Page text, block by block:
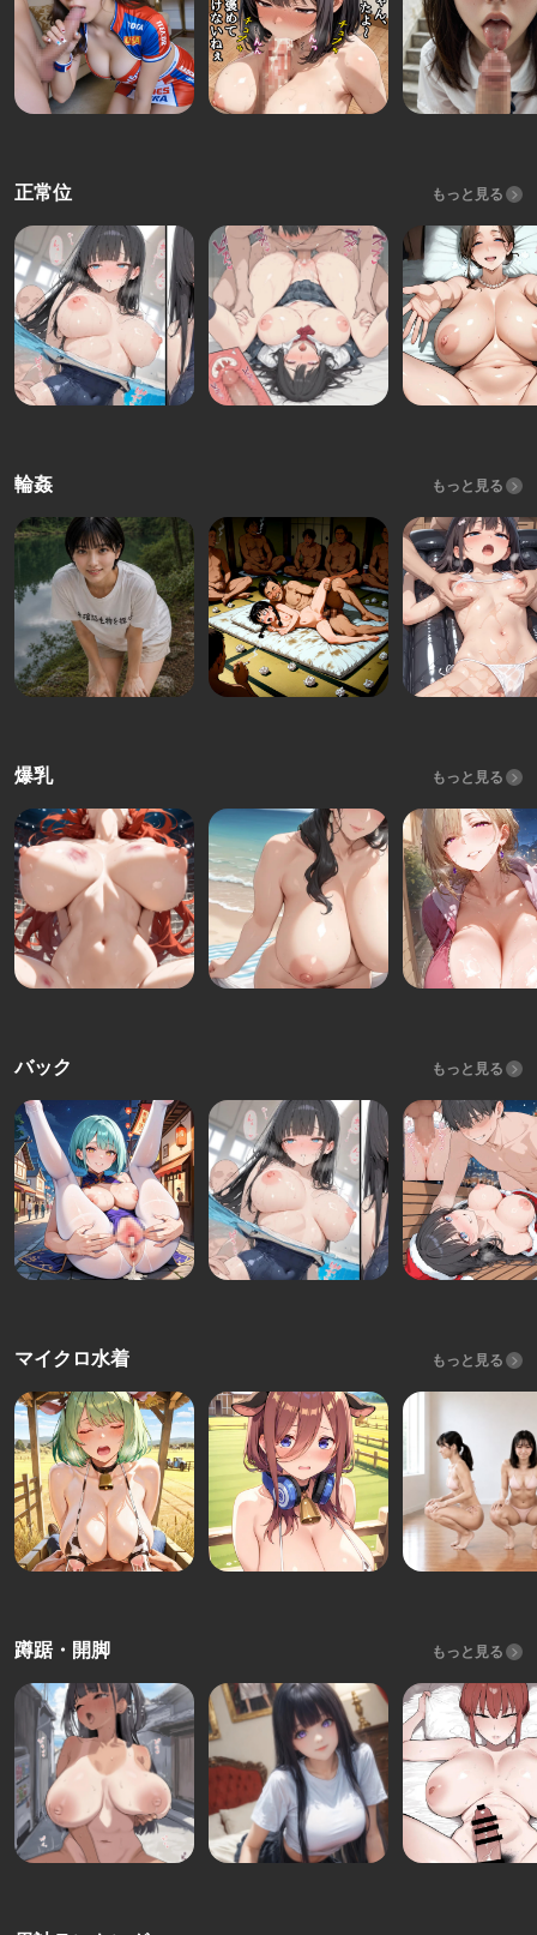
正常位 もっと見る
輪姦 もっと見る
爆乳 もっと見る
バック もっと見る
マイクロ水着 もっと見る
蹲踞・開脚 もっと見る